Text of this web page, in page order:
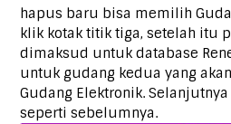
hapus baru bisa memilih
klik kotak titik tiga, setelah itu
dimaksud untuk database
untuk gudang kedua yang
Gudang Elektronik.
seperti sebelumnya.